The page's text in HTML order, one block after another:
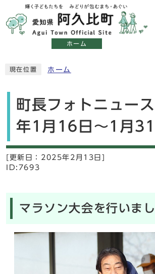
ホーム
現在位置 ホーム
町長フォトニュー
年1月16日～1月31
[更新日： 2025年2月13日]
ID:7693
マラソン大会を行いま